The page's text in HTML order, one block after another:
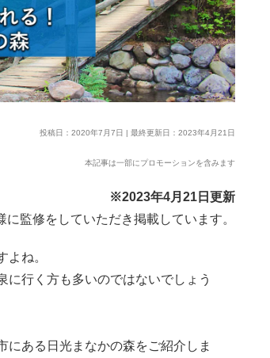
投稿日：2020年7月7日 | 最終更新日：2023年4月21日
本記事は一部にプロモーションを含みます
※2023年4月21日更新
監修をしていただき掲載しています。
ね。
行く方も多いのではないでしょう
ある日光まなかの森をご紹介しま